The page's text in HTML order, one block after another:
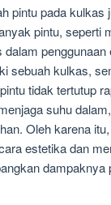
pintu pada
pintu, seperti
sebuah kulkas,
tidak tertutup
suhu
Oleh karena
estetika dan